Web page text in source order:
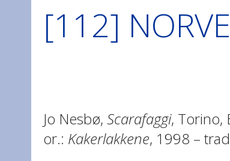
[112]
Jo Nesbø, Scarafaggi, Torino,
or.: Kakerlakkene, 1998 –